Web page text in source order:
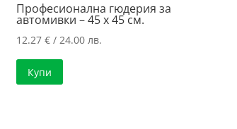
Професионална гюдерия за
автомивки – 45 х 45 см.
12.27 €/ 24.00 лв.
Купи